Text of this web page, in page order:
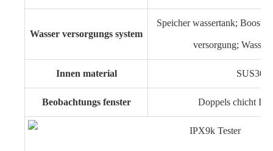
Wasser versorgungs system
Speicher wassertank;
versorgung; Wasser
Innen material SUS304
Beobachtungs fenster Doppels chicht